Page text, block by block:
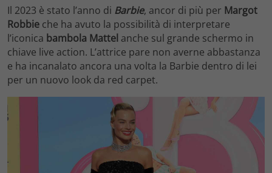
Il 2023 è stato l’anno di Barbie, ancor di più per Margot
Robbie che ha avuto la possibilità di interpretare
l’iconica bambola Mattel anche sul grande schermo in
chiave live action. L’attrice pare non averne abbastanza
e ha incanalato ancora una volta la Barbie dentro di lei
per un nuovo look da red carpet.